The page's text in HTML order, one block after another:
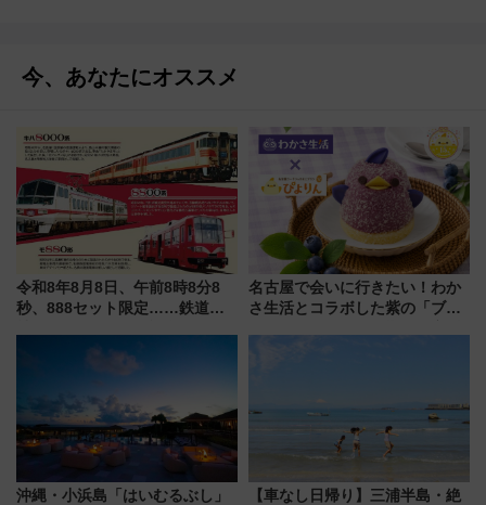
今、あなたにオススメ
令和8年8月8日、午前8時8分8
秒、888セット限定……鉄道各
名古屋で会いに行きたい！わか
さ生活とコラボした紫の「ブル
売
沖縄・小浜島「はいむるぶし」
【車なし日帰り】三浦半島・絶